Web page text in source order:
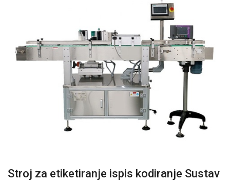
Stroj za etiketiranje ispis kodiranje Sustav